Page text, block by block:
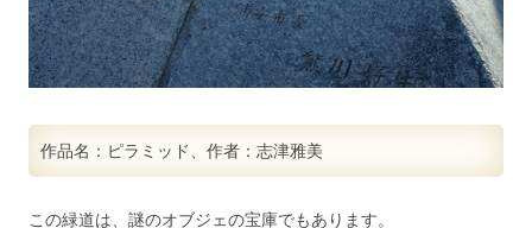
作品名：ピラミッド、作者：志津雅美
この緑道は、謎のオブジェの宝庫でもあります。